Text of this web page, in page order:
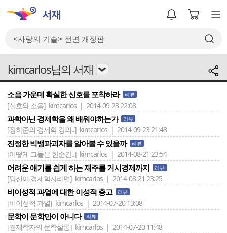
kimcarlos님의 서재
소음 가운데 확실한 신호를 포착하라 리뷰
[신호와 소음] kimcarlos | 2014-09-23 22:08
과학아닌 경제학을 왜 배워야하는가 리뷰
[장하준의 경제학 강의..] kimcarlos | 2014-09-23 21:48
진정한 빅뱅파괴자를 알아볼 수 있을까 리뷰
[어떻게 그들은 한순간..] kimcarlos | 2014-08-21 23:54
어려운 얘기를 쉽게 하는 재주를 거시경제까지 리뷰
[당신이 경제학자라면] kimcarlos | 2014-08-21 23:25
비이성적 과열에 대한 이성적 충고 리뷰
[비이성적 과열] kimcarlos | 2014-07-20 13:08
문학이 문학만이 아니다 리뷰
[경제학자의 문학살롱] kimcarlos | 2014-07-20 11:48